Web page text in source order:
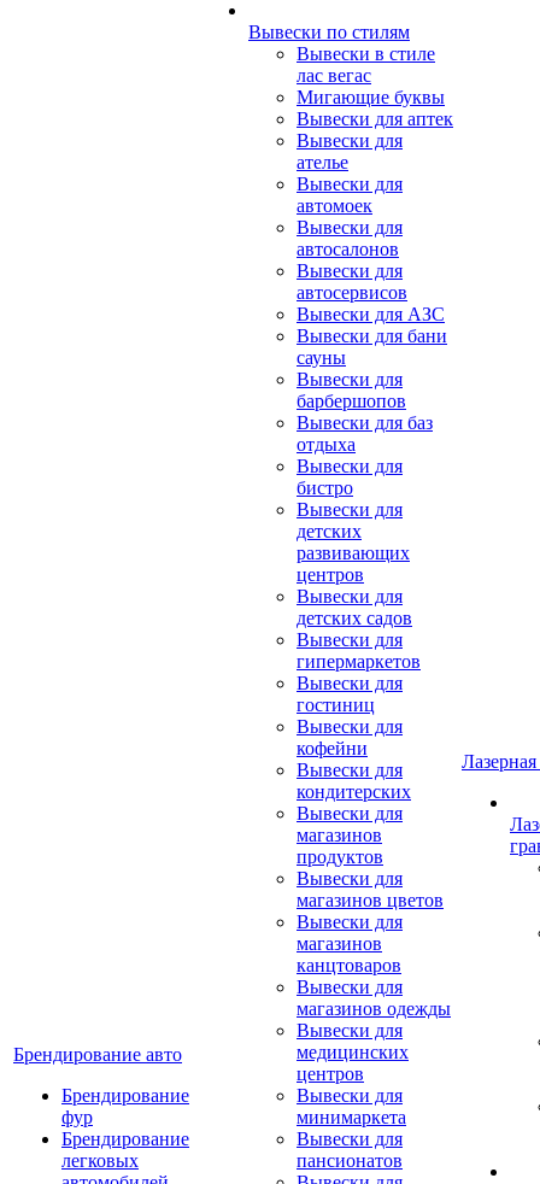
Брендирование авто
Брендирование
фур
Брендирование
легковых
Вывески по стилям
Вывески в стиле
лас вегас
Мигающие буквы
Вывески для аптек
Вывески для
ателье
Вывески для
автомоек
Вывески для
автосалонов
Вывески для
автосервисов
Вывески для АЗС
Вывески для бани
сауны
Вывески для
барбершопов
Вывески для баз
отдыха
Вывески для
бистро
Вывески для
детских
развивающих
центров
Вывески для
детских садов
Вывески для
гипермаркетов
Вывески для
гостиниц
Вывески для
кофейни
Вывески для
кондитерских
Вывески для
магазинов
продуктов
Вывески для
магазинов цветов
Вывески для
магазинов
канцтоваров
Вывески для
магазинов одежды
Вывески для
медицинских
центров
Вывески для
минимаркета
Вывески для
пансионатов
Лазерная